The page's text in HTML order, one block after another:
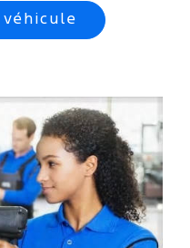
véhicule